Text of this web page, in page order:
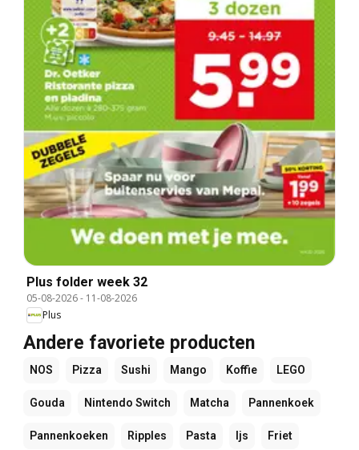
Plus folder week 32
05-08-2026- 11-08-2026
Plus
Andere favoriete producten
NOS Pizza Sushi Mango Koffie LEGO
Gouda Nintendo Switch Matcha Pannenkoek
Pannenkoeken Ripples Pasta Ijs Friet